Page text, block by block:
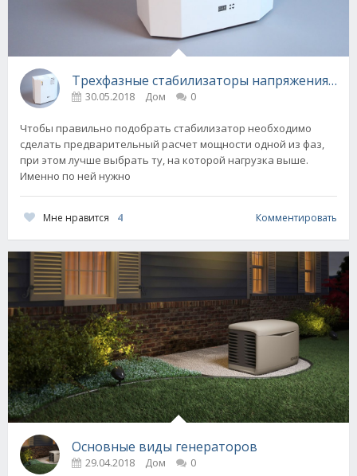
Трехфазные стабилизаторы напряжения -
30.05.2018 Дом 0
Чтобы правильно подобрать стабилизатор необходимо
сделать предварительный расчет мощности одной из фаз,
при этом лучше выбрать ту, на которой нагрузка выше.
Именно по ней нужно
Мне нравится 4 Комментировать
Основные виды генераторов
29.04.2018 Дом 0